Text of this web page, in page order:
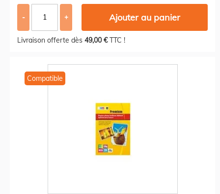
- + Ajouter au panier
Livraison offerte dès 49,00 €TTC !
Compatible